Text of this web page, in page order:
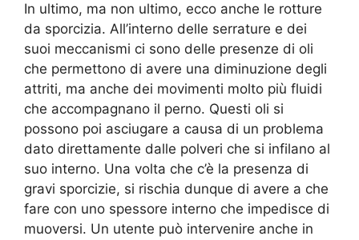
In ultimo, ma non ultimo, ecco anche le rotture
da sporcizia. All’interno delle serrature e dei
suoi meccanismi ci sono delle presenze di oli
che permettono di avere una diminuzione degli
attriti, ma anche dei movimenti molto più fluidi
che accompagnano il perno. Questi oli si
possono poi asciugare a causa di un problema
dato direttamente dalle polveri che si infilano al
suo interno. Una volta che c’è la presenza di
gravi sporcizie, si rischia dunque di avere a che
fare con uno spessore interno che impedisce di
muoversi. Un utente può intervenire anche in